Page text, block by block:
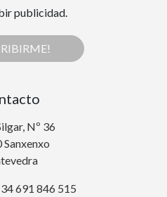
publicidad.
Nº 36
Sanxenxo
691 846 515